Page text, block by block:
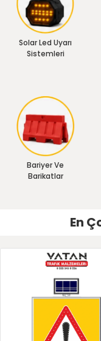
Solar Led Uyarı
Sistemleri
Bariyer Ve
Barikatlar
En